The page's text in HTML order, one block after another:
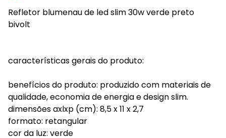
Refletor blumenau de led slim 30w verde preto
bivolt
características gerais do produto:
benefícios do produto: produzido com materiais de
qualidade, economia de energia e design slim.
dimensões axlxp (cm): 8,5 x 11 x 2,7
formato: retangular
cor da luz: verde